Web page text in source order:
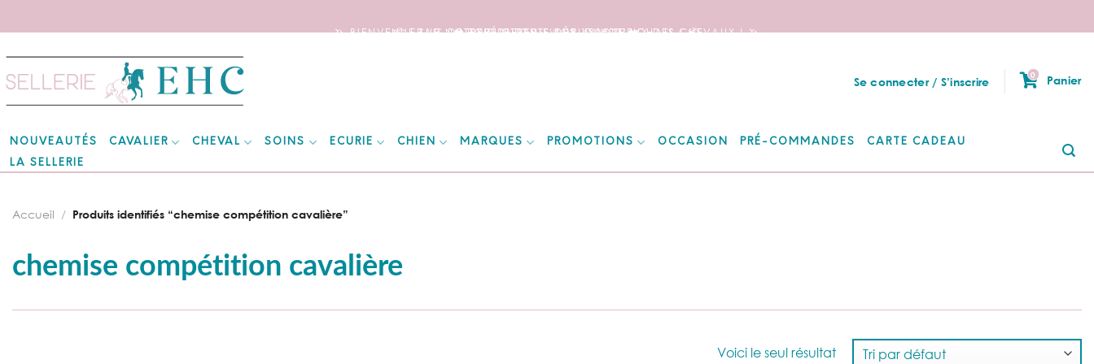
🦄 BIENVENUE SUR NOTRE SITE DEDIE AUX AMOUREUX DES CHEVAUX ! 🦄
📦 FRAIS DE PORT OFFERTS DÈS 150€ D’ACHATS ! 📦
❤️ EXPÉDITIONS WORLDWIDE ❤️
to
content
Se connecter / S’inscrire
0 Panier
NOUVEAUTÉS CAVALIER CHEVAL SOINS ECURIE CHIEN MARQUES PROMOTIONS OCCASION PRÉ-COMMANDES
CARTE CADEAU
LA SELLERIE
chemise compétition cavalière
Accueil / Produits identifiés “chemise compétition cavalière”
Voici le seul résultat